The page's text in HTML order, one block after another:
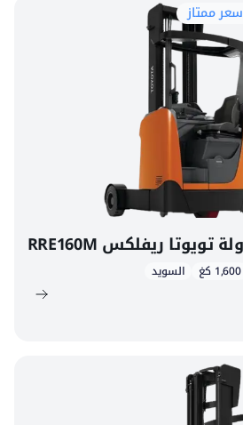
سعر ممتاز
1,600 كغ السويد